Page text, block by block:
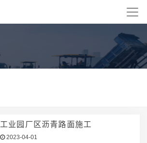
工业园厂区沥青路面施工
2023-04-01